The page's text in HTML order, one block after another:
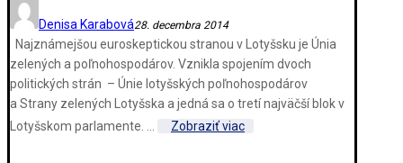
Denisa Karabová28. decembra 2014
Najznámejšou euroskeptickou stranou v Lotyšsku je Únia
zelených a poľnohospodárov. Vznikla spojením dvoch
politických strán – Únie lotyšských poľnohospodárov
a Strany zelených Lotyšska a jedná sa o tretí najväčší blok v
Lotyšskom parlamente. ...
Zobraziť viac